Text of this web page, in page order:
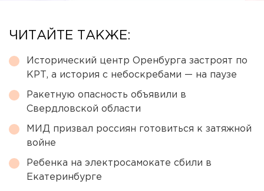
ЧИТАЙТЕ ТАКЖЕ:
Исторический центр Оренбурга застроят по
КРТ, а история с небоскребами — на паузе
Ракетную опасность объявили в
Свердловской области
МИД призвал россиян готовиться к затяжной
войне
Ребенка на электросамокате сбили в
Екатеринбурге